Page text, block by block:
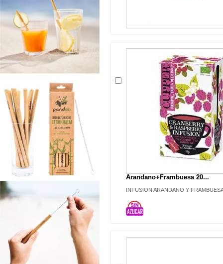
Arandano+Frambuesa 20...
INFUSION ARANDANO Y